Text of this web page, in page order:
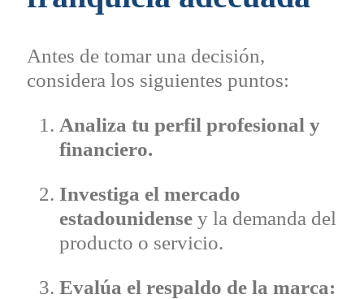
Antes de tomar una decisión,
considera los siguientes puntos:
Analiza tu perfil profesional y
financiero.
Investiga el mercado
estadounidense y la demanda del
producto o servicio.
Evalúa el respaldo de la marca: